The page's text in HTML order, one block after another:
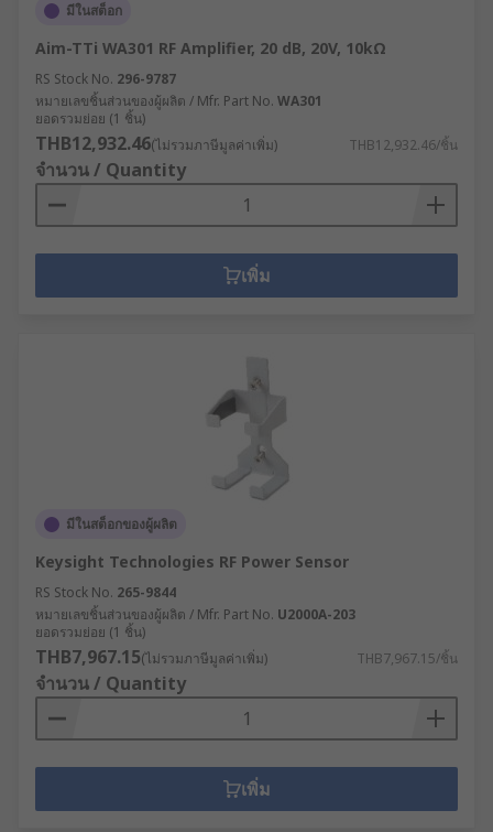
มีในสต็อก
Aim-TTi WA301 RF Amplifier, 20 dB, 20V, 10kΩ
RS Stock No. 296-9787
หมายเลขชิ้นส่วนของผู้ผลิต / Mfr. Part No. WA301
ยอดรวมย่อย (1 ชิ้น)
THB12,932.46(ไม่รวมภาษีมูลค่าเพิ่ม) THB12,932.46/ชิ้น
จำนวน / Quantity
เพิ่ม
มีในสต็อกของผู้ผลิต
Keysight Technologies RF Power Sensor
RS Stock No. 265-9844
หมายเลขชิ้นส่วนของผู้ผลิต / Mfr. Part No. U2000A-203
ยอดรวมย่อย (1 ชิ้น)
THB7,967.15(ไม่รวมภาษีมูลค่าเพิ่ม) THB7,967.15/ชิ้น
จำนวน / Quantity
เพิ่ม